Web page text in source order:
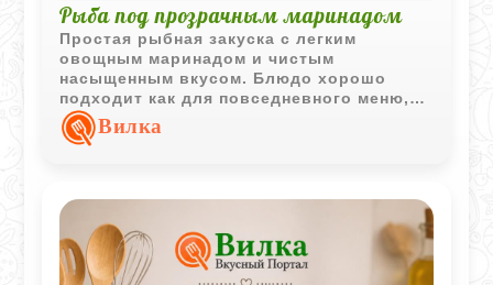
Рыба под прозрачным маринадом
Простая рыбная закуска с легким
овощным маринадом и чистым
насыщенным вкусом. Блюдо хорошо
подходит как для повседневного меню,
так и для холодной подачи на
праздничный стол.
Вилка